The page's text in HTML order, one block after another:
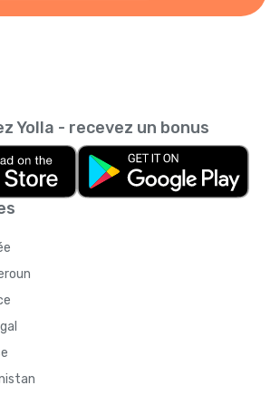
Yolla - recevez un bonus